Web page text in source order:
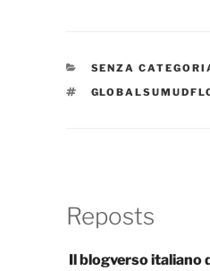
CATEGORIE
SENZA
TAG
Reposts
Il blogverso italiano